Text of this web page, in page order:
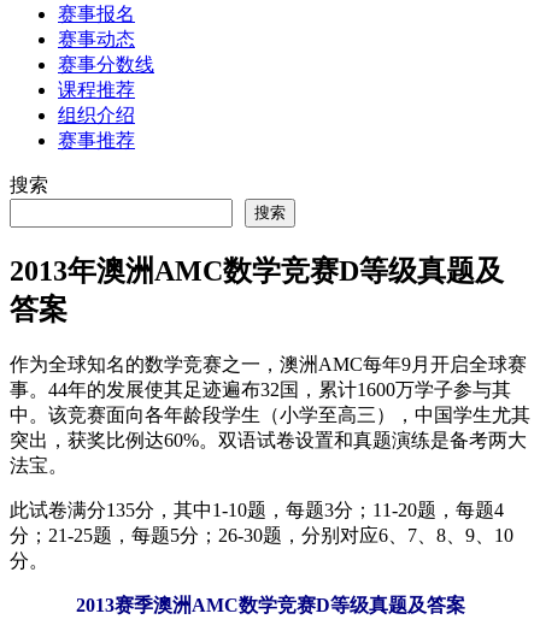
赛事报名
赛事动态
赛事分数线
课程推荐
组织介绍
赛事推荐
搜索
搜索
2013年澳洲AMC数学竞赛D等级真题及
答案
作为全球知名的数学竞赛之一，澳洲AMC每年9月开启全球赛
事。44年的发展使其足迹遍布32国，累计1600万学子参与其
中。该竞赛面向各年龄段学生（小学至高三），中国学生尤其
突出，获奖比例达60%。双语试卷设置和真题演练是备考两大
法宝。
此试卷满分135分，其中1-10题，每题3分；11-20题，每题4
分；21-25题，每题5分；26-30题，分别对应6、7、8、9、10
分。
2013赛季澳洲AMC数学竞赛D等级真题及答案